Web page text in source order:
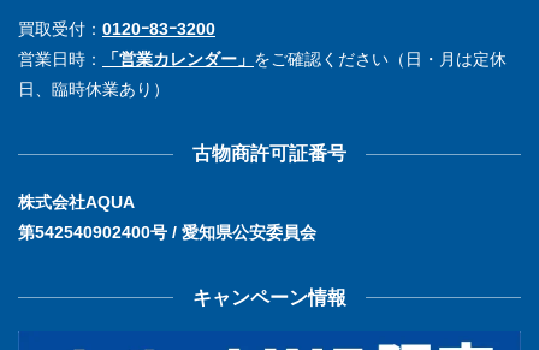
買取受付： 0120ｰ83ｰ3200
営業日時：
「営業カレンダー」 をご確認ください（日・月は定休
日、臨時休業あり）
古物商許可証番号
株式会社AQUA
第542540902400号 / 愛知県公安委員会
キャンペーン情報